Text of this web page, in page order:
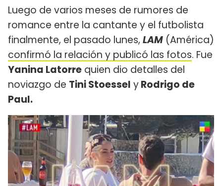
Luego de varios meses de rumores de
romance entre la cantante y el futbolista
finalmente, el pasado lunes, LAM (América)
confirmó la relación y publicó las fotos. Fue
Yanina Latorre quien dio detalles del
noviazgo de Tini Stoessel yRodrigo de
Paul.